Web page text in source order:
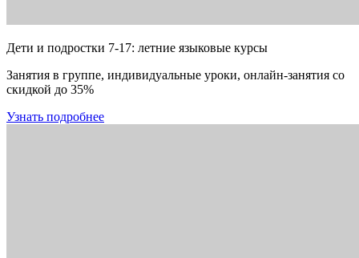
Дети и подростки 7-17: летние языковые курсы
Занятия в группе, индивидуальные уроки, онлайн-занятия со
скидкой до 35%
Узнать подробнее